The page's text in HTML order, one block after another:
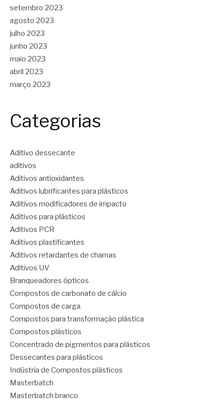
setembro 2023
agosto 2023
julho 2023
junho 2023
maio 2023
abril 2023
março 2023
Categorias
Aditivo dessecante
aditivos
Aditivos antioxidantes
Aditivos lubrificantes para plásticos
Aditivos modificadores de impacto
Aditivos para plásticos
Aditivos PCR
Aditivos plastificantes
Aditivos retardantes de chamas
Aditivos UV
Branqueadores ópticos
Compostos de carbonato de cálcio
Compostos de carga
Compostos para transformação plástica
Compostos plásticos
Concentrado de pigmentos para plásticos
Dessecantes para plásticos
Indústria de Compostos plásticos
Masterbatch
Masterbatch branco